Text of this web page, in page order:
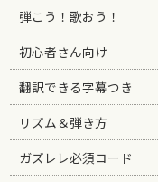
弾こう！歌おう！
初心者さん向け
翻訳できる字幕つき
リズム＆弾き方
ガズレレ必須コード